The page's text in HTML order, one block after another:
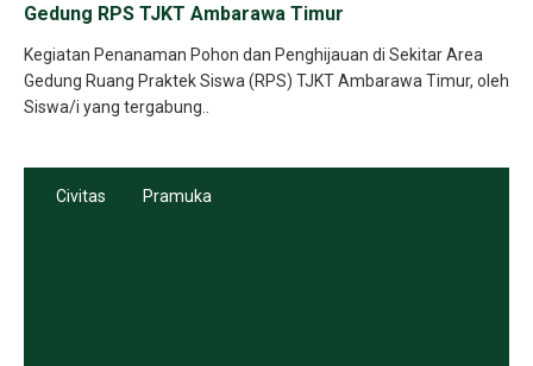
Gedung RPS TJKT Ambarawa Timur
Kegiatan Penanaman Pohon dan Penghijauan di Sekitar Area
Gedung Ruang Praktek Siswa (RPS) TJKT Ambarawa Timur, oleh
Siswa/i yang tergabung..
Civitas Pramuka